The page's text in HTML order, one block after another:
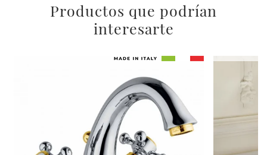
Productos que podrían
interesarte